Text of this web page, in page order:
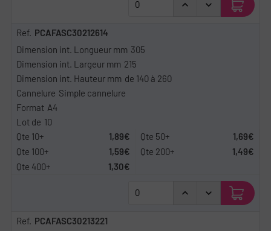
PCAFASC30212614
305
215
de 140 à 260
Simple cannelure
A4
10
1,89€
1,69€
1,59€
1,49€
1,30€
PCAFASC30213221